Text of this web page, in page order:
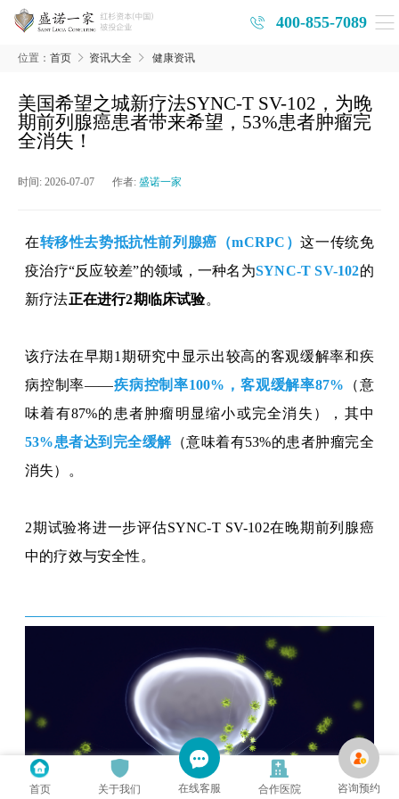
400-855-7089
位置： 首页 资讯大全 健康资讯
美国希望之城新疗法SYNC-T SV-102，为晚
期前列腺癌患者带来希望，53%患者肿瘤完
全消失！
时间: 2026-07-07 作者: 盛诺一家
在转移性去势抵抗性前列腺癌（mCRPC）这一传统免
疫治疗“反应较差”的领域，一种名为SYNC-T SV-102的
新疗法正在进行2期临床试验。
该疗法在早期 1 期研究中显示出较高的客观缓解率和疾
病控制率——疾病控制率100% ，客观缓解率87% （意
味着有87%的患者肿瘤明显缩小或完全消失 ），其中
53%患者达到完全缓解（意味着有53%的患者肿瘤完全
消失）。
2期试验将进一步评估SYNC-T SV-102在晚期前列腺癌
中的疗效与安全性。
首页 关于我们 在线客服 合作医院 咨询预约